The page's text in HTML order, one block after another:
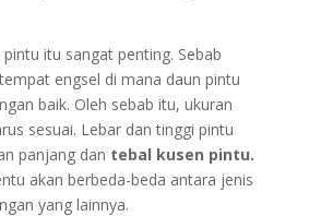
itu sangat penting. Sebab
engsel di mana daun pintu
baik. Oleh sebab itu, ukuran
sesuai. Lebar dan tinggi pintu
panjang dan tebal kusen pintu.
akan berbeda-beda antara jenis
yang lainnya.